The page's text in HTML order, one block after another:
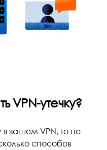
VPN-утечку?
в вашем VPN, то не
способов